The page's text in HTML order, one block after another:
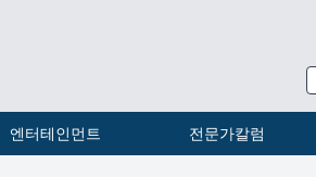
엔터테인먼트 전문가칼럼